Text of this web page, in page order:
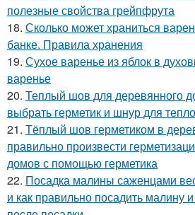
полезные свойства грейпфрута
18. Сколько может храниться
банке. Правила хранения
19. Сухое варенье из яблок в
варенье
20. Теплый шов для деревянного
выбрать герметик и шнур для
21. Тёплый шов герметиком в
правильно произвести
домов с помощью герметика
22. Посадка малины саженцами
и как правильно посадить малину